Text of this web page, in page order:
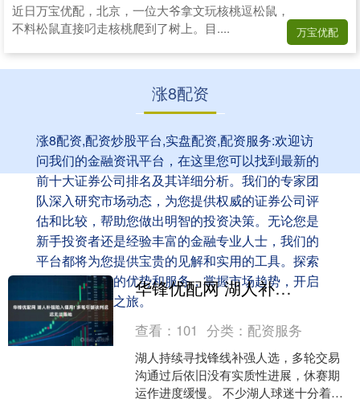
近日万宝优配，北京，一位大爷拿文玩核桃逗松鼠，
不料松鼠直接叼走核桃爬到了树上。目....
万宝优配
涨8配资
涨8配资,配资炒股平台,实盘配资,配资服务:欢迎访
问我们的金融资讯平台，在这里您可以找到最新的
前十大证券公司排名及其详细分析。我们的专家团
队深入研究市场动态，为您提供权威的证券公司评
估和比较，帮助您做出明智的投资决策。无论您是
新手投资者还是经验丰富的金融专业人士，我们的
平台都将为您提供宝贵的见解和实用的工具。探索
顶尖证券公司的优势和服务，掌握市场趋势，开启
您的成功投资之旅。
华锋优配网 湖人补强陷入僵局! 多笔引援谈判迟迟无法落地
查看： 101 分类： 配资服务
湖人持续寻找锋线补强人选，多轮交易
沟通过后依旧没有实质性进展，休赛期
运作进度缓慢。 不少湖人球迷十分着